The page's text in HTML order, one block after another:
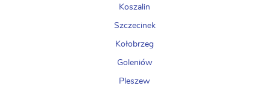
Koszalin
Szczecinek
Kołobrzeg
Goleniów
Pleszew